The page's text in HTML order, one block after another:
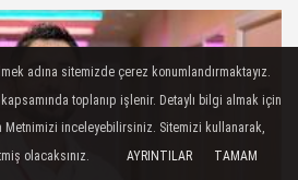
adına sitemizde çerez konumlandırmaktayız.
toplanıp işlenir. Detaylı bilgi almak için
Metnimizi inceleyebilirsiniz. Sitemizi kullanarak,
olacaksınız.
AYRINTILAR TAMAM